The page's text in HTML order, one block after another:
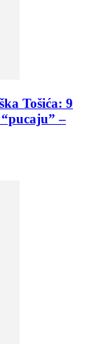
Tošića: 9
–